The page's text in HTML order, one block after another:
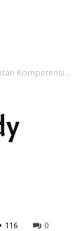
Kompetensi...
0
116